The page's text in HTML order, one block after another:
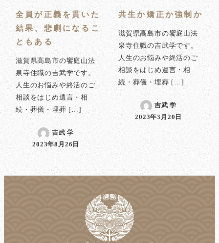
全員が正義を貫いた
結果、悲劇になるこ
ともある
滋賀県高島市の饗庭山法
泉寺住職の吉武学です。
人生のお悩みや終活のご
相談をはじめ遺言・相
続・葬儀・埋葬 […]
吉武 学
投稿日
2023年8月26日
共生か矯正か強制か
滋賀県高島市の饗庭山法
泉寺住職の吉武学です。
人生のお悩みや終活のご
相談をはじめ遺言・相
続・葬儀・埋葬 […]
吉武 学
投稿日
2023年3月20日